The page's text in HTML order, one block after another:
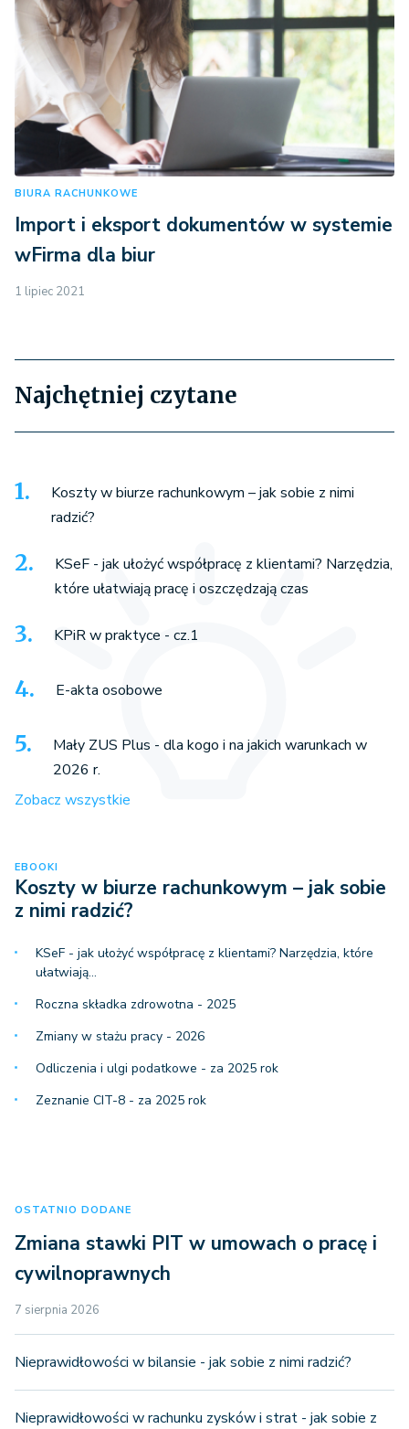
BIURA RACHUNKOWE
Import i eksport dokumentów w systemie
wFirma dla biur
1 lipiec 2021
Najchętniej czytane
Koszty w biurze rachunkowym – jak sobie z nimi
radzić?
KSeF - jak ułożyć współpracę z klientami? Narzędzia,
które ułatwiają pracę i oszczędzają czas
KPiR w praktyce - cz.1
E-akta osobowe
Mały ZUS Plus - dla kogo i na jakich warunkach w
2026 r.
Zobacz wszystkie
EBOOKI
Koszty w biurze rachunkowym – jak sobie
z nimi radzić?
KSeF - jak ułożyć współpracę z klientami? Narzędzia, które
ułatwiają…
Roczna składka zdrowotna - 2025
Zmiany w stażu pracy - 2026
Odliczenia i ulgi podatkowe - za 2025 rok
Zeznanie CIT-8 - za 2025 rok
OSTATNIO DODANE
Zmiana stawki PIT w umowach o pracę i
cywilnoprawnych
7 sierpnia 2026
Nieprawidłowości w bilansie - jak sobie z nimi radzić?
Nieprawidłowości w rachunku zysków i strat - jak sobie z